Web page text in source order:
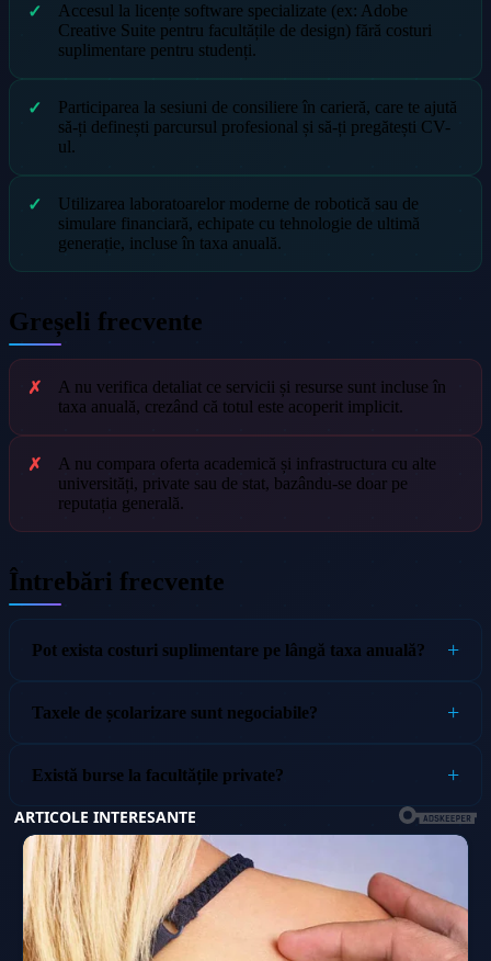
Accesul la licențe software specializate (ex: Adobe
Creative Suite pentru facultățile de design) fără costuri
suplimentare pentru studenți.
Participarea la sesiuni de consiliere în carieră, care te ajută
să-ți definești parcursul profesional și să-ți pregătești CV-
ul.
Utilizarea laboratoarelor moderne de robotică sau de
simulare financiară, echipate cu tehnologie de ultimă
generație, incluse în taxa anuală.
Greșeli frecvente
A nu verifica detaliat ce servicii și resurse sunt incluse în
taxa anuală, crezând că totul este acoperit implicit.
A nu compara oferta academică și infrastructura cu alte
universități, private sau de stat, bazându-se doar pe
reputația generală.
Întrebări frecvente
Pot exista costuri suplimentare pe lângă taxa anuală?
Taxele de școlarizare sunt negociabile?
Există burse la facultățile private?